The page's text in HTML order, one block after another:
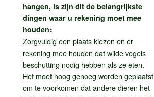
hangen, is zijn dit de belangrijkste
dingen waar u rekening moet mee
houden:
Zorgvuldig een plaats kiezen en er
rekening mee houden dat wilde vogels
beschutting nodig hebben als ze eten.
Het moet hoog genoeg worden geplaatst
om te voorkomen dat andere dieren het